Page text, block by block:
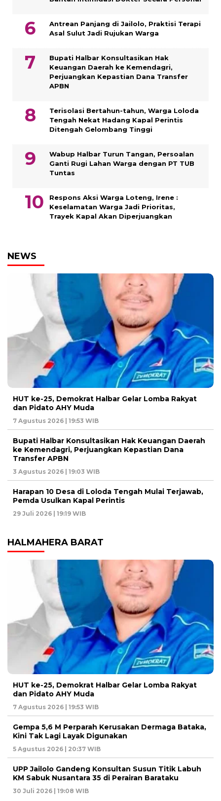
Antrean Panjang di Jailolo, Praktisi Terapi
Asal Sulut Jadi Rujukan Warga
Bupati Halbar Konsultasikan Hak
Keuangan Daerah ke Kemendagri,
Perjuangkan Kepastian Dana Transfer
APBN
Terisolasi Bertahun-tahun, Warga Loloda
Tengah Nekat Hadang Kapal Perintis
Ditengah Gelombang Tinggi
Wabup Halbar Turun Tangan, Persoalan
Ganti Rugi Lahan Warga dengan PT TUB
Tuntas
Respons Aksi Warga Loteng, Irene :
Keselamatan Warga Jadi Prioritas,
Trayek Kapal Akan Diperjuangkan
NEWS
HUT ke-25, Demokrat Halbar Gelar Lomba Rakyat
dan Pidato AHY Muda
7 Agustus 2026 | 19:53 WIB
Bupati Halbar Konsultasikan Hak Keuangan Daerah
ke Kemendagri, Perjuangkan Kepastian Dana
Transfer APBN
3 Agustus 2026 | 19:03 WIB
Harapan 10 Desa di Loloda Tengah Mulai Terjawab,
Pemda Usulkan Kapal Perintis
29 Juli 2026 | 19:19 WIB
HALMAHERA BARAT
HUT ke-25, Demokrat Halbar Gelar Lomba Rakyat
dan Pidato AHY Muda
7 Agustus 2026 | 19:53 WIB
Gempa 5,6 M Perparah Kerusakan Dermaga Bataka,
Kini Tak Lagi Layak Digunakan
5 Agustus 2026 | 20:37 WIB
UPP Jailolo Gandeng Konsultan Susun Titik Labuh
KM Sabuk Nusantara 35 di Perairan Barataku
30 Juli 2026 | 19:08 WIB